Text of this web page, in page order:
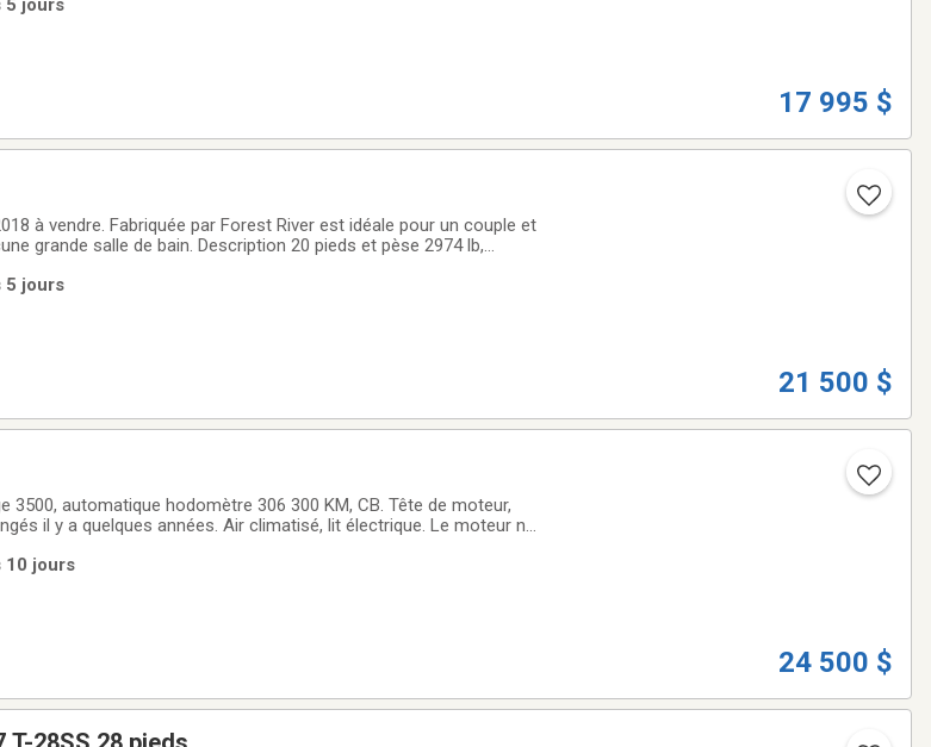
5 jours
17 995 $
grande salle de bain. Description 20 pieds et pèse 2974 lb,
5 jours
21 500 $
hodomètre 306 300 KM, CB. Tête de moteur,
Air climatisé, lit électrique. Le moteur ne
10 jours
24 500 $